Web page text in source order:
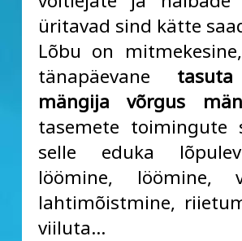
üritavad sind kätte
Lõbu on
tänapäevane
mängija võrgus
tasemete toimingute
selle eduka
löömine, löömine,
lahtimõistmine,
viiluta…